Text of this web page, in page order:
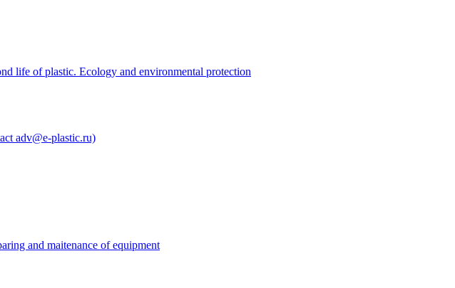
life of plastic. Ecology and environmental protection
adv@e-plastic.ru)
and maitenance of equipment